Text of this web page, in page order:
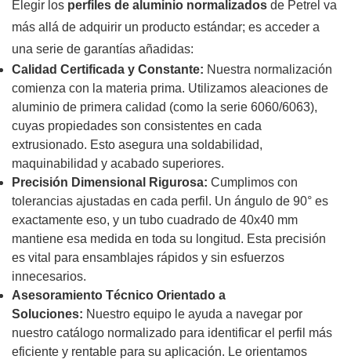
Elegir los perfiles de aluminio normalizados de Petrel va
más allá de adquirir un producto estándar; es acceder a
una serie de garantías añadidas:
Calidad Certificada y Constante: Nuestra normalización
comienza con la materia prima. Utilizamos aleaciones de
aluminio de primera calidad (como la serie 6060/6063),
cuyas propiedades son consistentes en cada
extrusionado. Esto asegura una soldabilidad,
maquinabilidad y acabado superiores.
Precisión Dimensional Rigurosa: Cumplimos con
tolerancias ajustadas en cada perfil. Un ángulo de 90° es
exactamente eso, y un tubo cuadrado de 40x40 mm
mantiene esa medida en toda su longitud. Esta precisión
es vital para ensamblajes rápidos y sin esfuerzos
innecesarios.
Asesoramiento Técnico Orientado a
Soluciones: Nuestro equipo le ayuda a navegar por
nuestro catálogo normalizado para identificar el perfil más
eficiente y rentable para su aplicación. Le orientamos